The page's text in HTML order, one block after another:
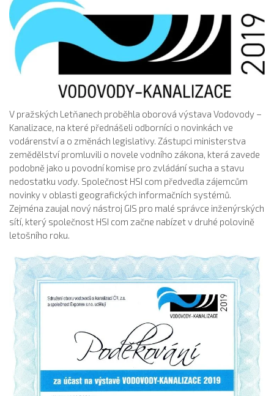
V pražských Letňanech proběhla oborová výstava Vodovody –
Kanalizace, na které přednášeli odborníci o novinkách ve
vodárenství a o změnách legislativy. Zástupci ministerstva
zemědělství promluvili o novele vodního zákona, která zavede
podobně jako u povodní komise pro zvládání sucha a stavu
nedostatku vody. Společnost HSI com předvedla zájemcům
novinky v oblasti geografických informačních systémů.
Zejména zaujal nový nástroj GIS pro malé správce inženýrských
sítí, který společnost HSI com začne nabízet v druhé polovině
letošního roku.